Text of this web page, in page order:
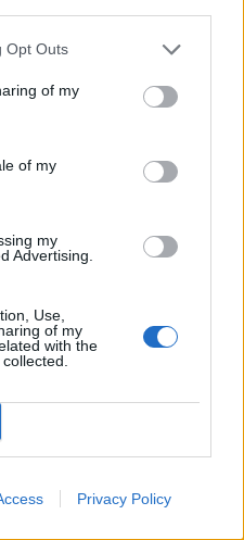
Opt Outs
of my
of my
my
Advertising.
Use,
of my
with the
Privacy Policy